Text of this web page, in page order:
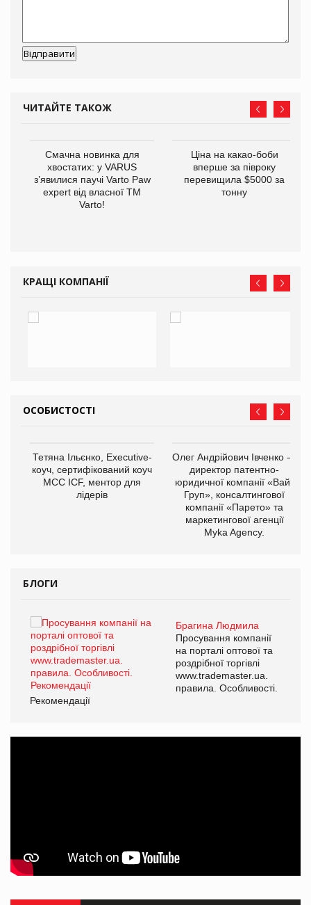
ЧИТАЙТЕ ТАКОЖ
Смачна новинка для
хвостатих: у VARUS
з’явилися паучі Varto Paw
expert від власної ТМ
Varto!
Ціна на какао-боби
вперше за півроку
перевищила $5000 за
тонну
КРАЩІ КОМПАНІЇ
ОСОБИСТОСТІ
Тетяна Ільєнко, Executive-
коуч, сертифікований коуч
МСС ICF, ментор для
лідерів
Олег Андрійович Івченко —
директор патентно-
юридичної компанії «Вайз
Груп», консалтингової
компанії «Парето» та
маркетингової агенції
Myka Agency.
БЛОГИ
Брагина Людмила
Просування компанії
на порталі оптової та
роздрібної торгівлі
www.trademaster.ua.
правила. Особливості.
Рекомендації